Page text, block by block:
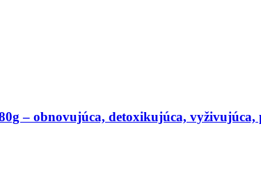
– obnovujúca, detoxikujúca,